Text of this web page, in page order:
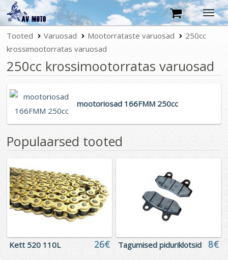
Tootekataloog
Kontakt
Tooted Varuosad Mootorrataste varuosad
250cc
krossimootorratas varuosad
250cc krossimootorratas varuosad
mootoriosad 166FMM 250cc
Populaarsed tooted
Kett 520 110L 26€ Tagumised piduriklotsid 8€